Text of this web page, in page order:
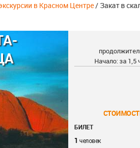
в Красном Центре/ Закат в
Начало: за 1,5
БИЛЕТ
1 человек